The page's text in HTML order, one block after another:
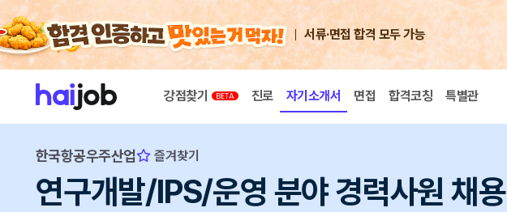
서류·면접 합격 모두 가능
강점찾기 진로 자기소개서 면접 합격코칭 특별관
한국항공우주산업 즐겨찾기
연구개발/IPS/운영 분야 경력사원 채용